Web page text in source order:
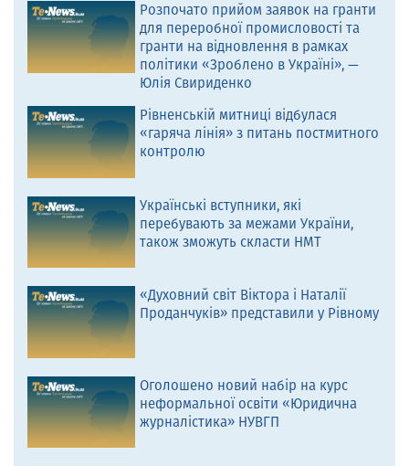
Розпочато прийом заявок на гранти
для переробної промисловості та
гранти на відновлення в рамках
політики «Зроблено в Україні», —
Юлія Свириденко
Рівненській митниці відбулася
«гаряча лінія» з питань постмитного
контролю
Українські вступники, які
перебувають за межами України,
також зможуть скласти НМТ
«Духовний світ Віктора і Наталії
Проданчуків» представили у Рівному
Оголошено новий набір на курс
неформальної освіти «Юридична
журналістика» НУВГП